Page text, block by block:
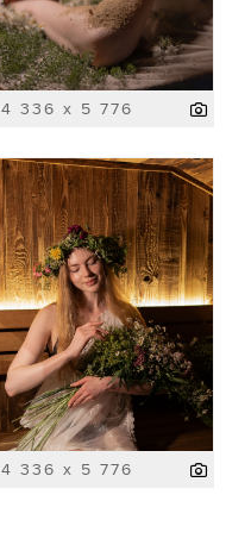
4 336 x 5 776
4 336 x 5 776